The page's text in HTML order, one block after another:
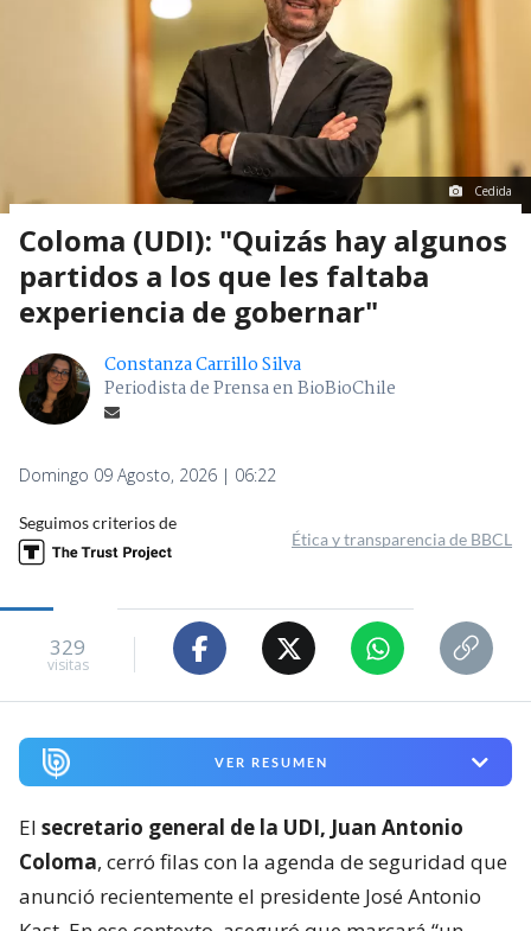
Cedida
Coloma (UDI): "Quizás hay algunos
partidos a los que les faltaba
experiencia de gobernar"
Constanza Carrillo Silva
Periodista de Prensa en BioBioChile
Domingo 09 Agosto, 2026 | 06:22
Seguimos criterios de
Ética y transparencia de BBCL
329
visitas
VER RESUMEN
El secretario general de la UDI, Juan Antonio
Coloma, cerró filas con la agenda de seguridad que
anunció recientemente el presidente José Antonio